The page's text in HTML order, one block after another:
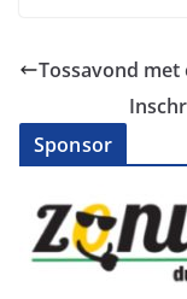
Tossavond
Sponsor